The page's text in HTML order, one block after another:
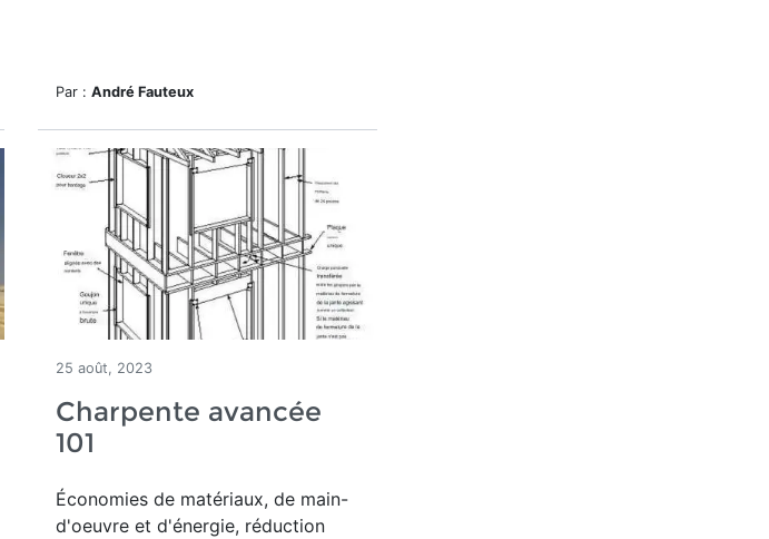
Par : André Fauteux
25 août, 2023
Charpente avancée
101
Économies de matériaux, de main-
d'oeuvre et d'énergie, réduction